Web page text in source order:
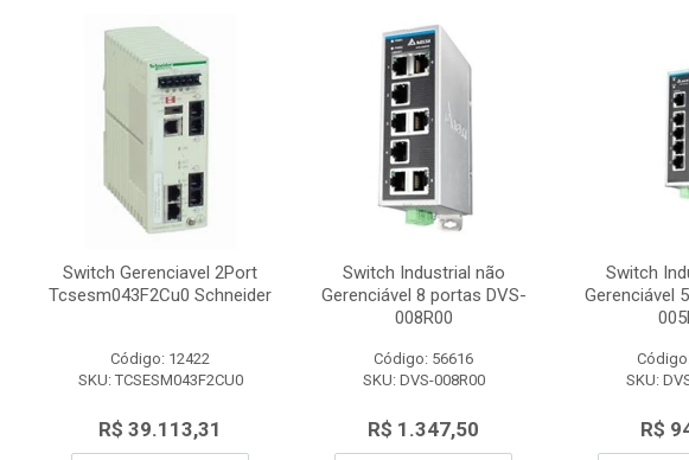
Switch Gerenciavel 2Port
Tcsesm043F2Cu0 Schneider
Código: 12422
SKU: TCSESM043F2CU0
R$ 39.113,31
Switch Industrial não
Gerenciável 8 portas DVS-
008R00
Código: 56616
SKU: DVS-008R00
R$ 1.347,50
Switch
Gerenciável
SKU:
R$